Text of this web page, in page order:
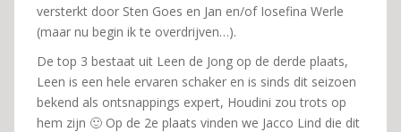
versterkt door Sten Goes en Jan en/of Iosefina Werle
(maar nu begin ik te overdrijven…).
De top 3 bestaat uit Leen de Jong op de derde plaats,
Leen is een hele ervaren schaker en is sinds dit seizoen
bekend als ontsnappings expert, Houdini zou trots op
hem zijn 🙂 Op de 2e plaats vinden we Jacco Lind die dit